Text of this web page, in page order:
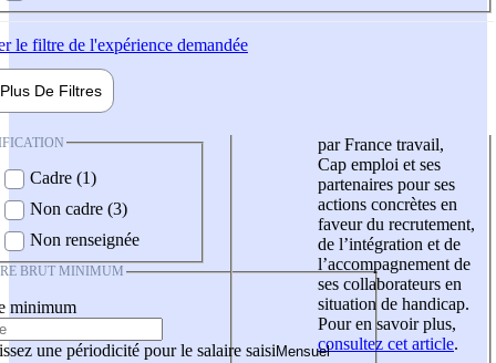
le filtre de l'expérience demandée
Plus De Filtres
Cadre (1)
Non cadre (3)
Non renseignée
BRUT MINIMUM
minimum
une périodicité pour le salaire saisi
par France travail,
Cap emploi et ses
partenaires pour ses
actions concrètes en
faveur du recrutement,
de l’intégration et de
l’accompagnement de
ses collaborateurs en
situation de handicap.
Pour en savoir plus,
consultez cet article.